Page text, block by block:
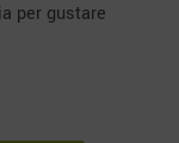
per gustare